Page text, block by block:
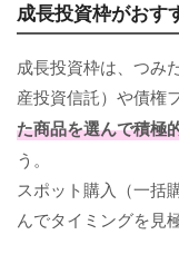
成長投資枠がおす
成長投資枠は、つみ
産投資信託）や債権
た商品を選んで積極
う。
スポット購入（一括
んでタイミングを見